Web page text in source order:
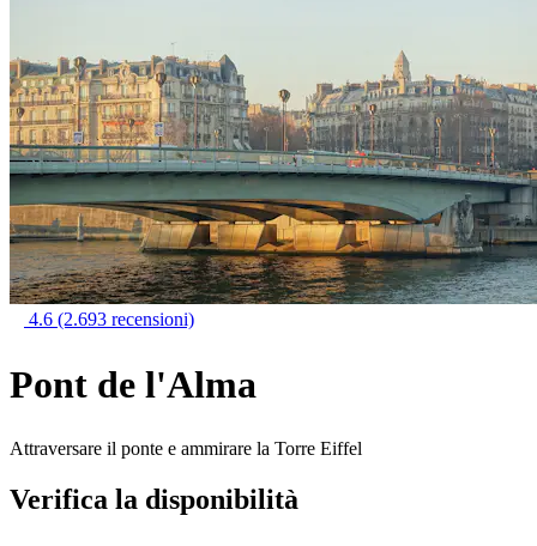
4.6 (2.693 recensioni)
Pont de l'Alma
Attraversare il ponte e ammirare la Torre Eiffel
Verifica la disponibilità